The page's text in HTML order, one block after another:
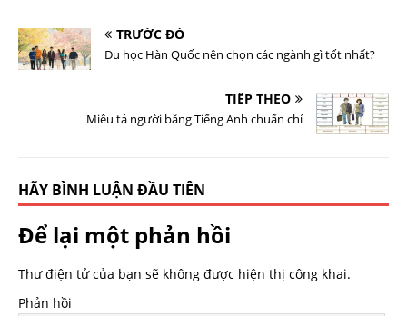
TRƯỚC ĐÓ
Du học Hàn Quốc nên chọn các ngành gì tốt nhất?
TIẾP THEO
Miêu tả người bằng Tiếng Anh chuẩn chỉ
HÃY BÌNH LUẬN ĐẦU TIÊN
Để lại một phản hồi
Thư điện tử của bạn sẽ không được hiện thị công khai.
Phản hồi